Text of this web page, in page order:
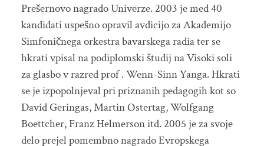
Prešernovo nagrado Univerze. 2003 je med 40
kandidati uspešno opravil avdicijo za Akademijo
Simfoničnega orkestra bavarskega radia ter se
hkrati vpisal na podiplomski študij na Visoki soli
za glasbo v razred prof . Wenn-Sinn Yanga. Hkrati
se je izpopolnjeval pri priznanih pedagogih kot so
David Geringas, Martin Ostertag, Wolfgang
Boettcher, Franz Helmerson itd. 2005 je za svoje
delo prejel pomembno nagrado Evropskega